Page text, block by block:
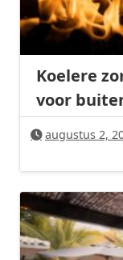
Koelere
voor
augustus 2,